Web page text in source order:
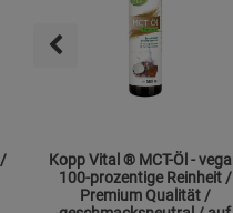
Kopp Vital ® MCT-Öl - vegan
100-prozentige Reinheit /
Premium Qualität /